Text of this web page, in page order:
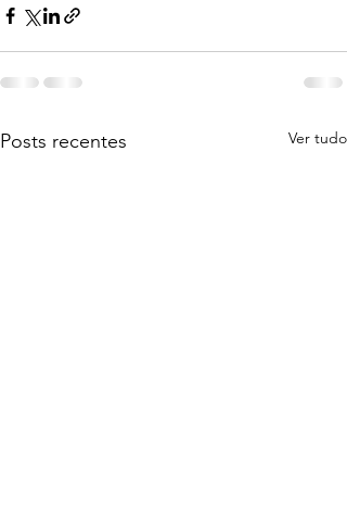
Posts recentes Ver tudo